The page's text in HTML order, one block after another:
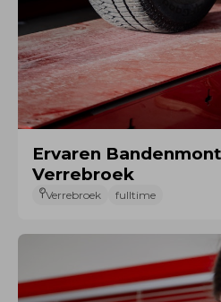
Ervaren
Verrebroek
Verrebroek fulltime